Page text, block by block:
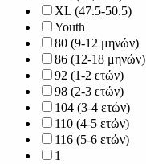
XL (47.5-50.5)
Youth
80 (9-12 μηνών)
86 (12-18 μηνών)
92 (1-2 ετών)
98 (2-3 ετών)
104 (3-4 ετών)
110 (4-5 ετών)
116 (5-6 ετών)
1